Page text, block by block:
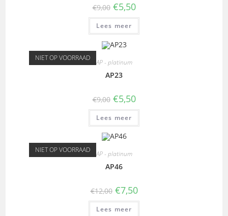
€9,00 €5,50
Lees meer
NIET OP VOORRAAD AP - platinum
AP23
€9,00 €5,50
Lees meer
NIET OP VOORRAAD AP - platinum
AP46
€12,00 €7,50
Lees meer